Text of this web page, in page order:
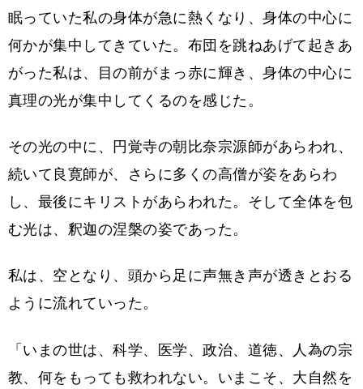
眠っていた私の身体が急に熱くなり、身体の中心に
何かが集中してきていた。布団を跳ねあげて起きあ
がった私は、目の前がまっ赤に輝き、身体の中心に
真理の光が集中してくるのを感じた。
その光の中に、円覚寺の朝比奈宗源師があらわれ、
続いて良寛師が、さらに多くの高僧が姿をあらわ
し、最後にキリストがあらわれた。そして全体を包
む光は、釈迦の涅槃の姿であった。
私は、空となり、頭から足に声無き声が透きとおる
ように流れていった。
「いまの世は、科学、医学、政治、道徳、人為の宗
教、何をもっても救われない。いまこそ、大自然を